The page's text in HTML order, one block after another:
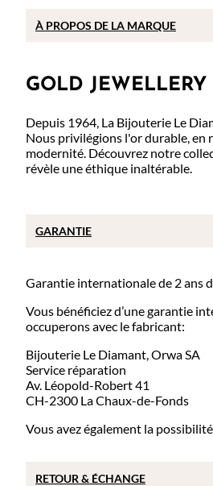
GOLD JEWELLERY
Depuis 1964, La Bijouterie Le
Nous privilégions l'or durable,
modernité. Découvrez notre
révèle une éthique inaltérable.
Garantie internationale de 2 ans
Vous bénéficiez d’une garantie
occuperons avec le fabricant:
Bijouterie Le Diamant, Orwa SA
Service réparation
Av. Léopold-Robert 41
CH-2300 La Chaux-de-Fonds
Vous avez également la
À PROPOS DE LA MARQUE
GARANTIE
RETOUR & ÉCHANGE